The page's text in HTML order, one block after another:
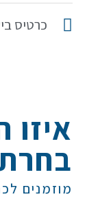
מוזמנים
כרטיס